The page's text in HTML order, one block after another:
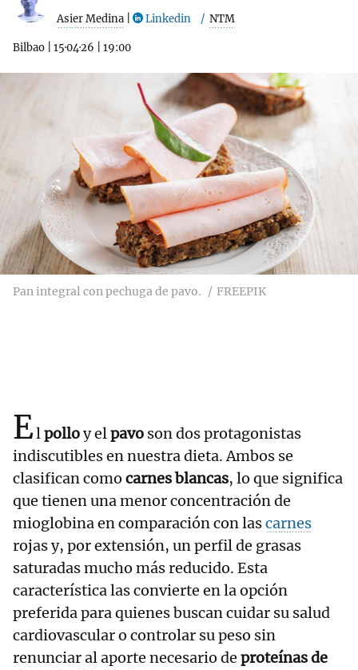
Asier Medina Linkedin NTM
Bilbao 15·04·26 19:00
Pan integral con pechuga de pavo. FREEPIK
Elpolloy elpavo son dos protagonistas
indiscutibles en nuestra dieta. Ambos se
clasifican como carnes blancas, lo que significa
que tienen una menor concentración de
mioglobina en comparación con lascarnes
rojas y, por extensión, un perfil de grasas
saturadas mucho más reducido. Esta
característica las convierte en la opción
preferida para quienes buscan cuidar su salud
cardiovascular o controlar su peso sin
renunciar al aporte necesario de proteínas de